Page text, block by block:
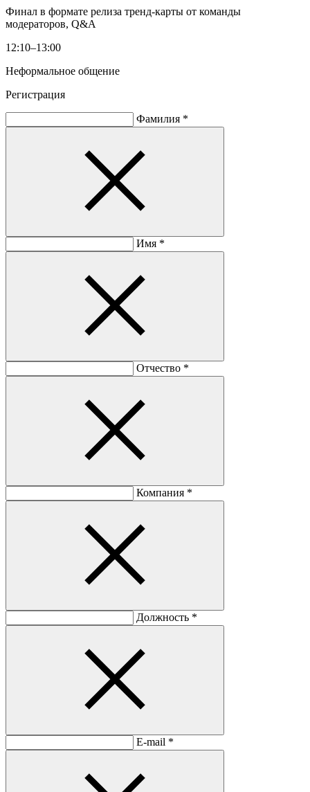
Финал в формате релиза тренд-карты от команды
модераторов, Q&A
12:10–13:00
Неформальное общение
Регистрация
Фамилия *
Имя *
Отчество *
Компания *
Должность *
E-mail *